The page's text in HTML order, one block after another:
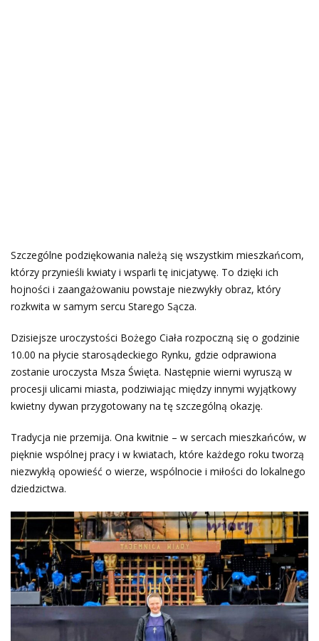
Szczególne podziękowania należą się wszystkim mieszkańcom,
którzy przynieśli kwiaty i wsparli tę inicjatywę. To dzięki ich
hojności i zaangażowaniu powstaje niezwykły obraz, który
rozkwita w samym sercu Starego Sącza.
Dzisiejsze uroczystości Bożego Ciała rozpoczną się o godzinie
10.00 na płycie starosądeckiego Rynku, gdzie odprawiona
zostanie uroczysta Msza Święta. Następnie wierni wyruszą w
procesji ulicami miasta, podziwiając między innymi wyjątkowy
kwietny dywan przygotowany na tę szczególną okazję.
Tradycja nie przemija. Ona kwitnie – w sercach mieszkańców, w
pięknie wspólnej pracy i w kwiatach, które każdego roku tworzą
niezwykłą opowieść o wierze, wspólnocie i miłości do lokalnego
dziedzictwa.